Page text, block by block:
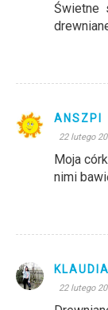
Świetne
ANSZPI
22 lutego
Moja
nimi
22 lutego